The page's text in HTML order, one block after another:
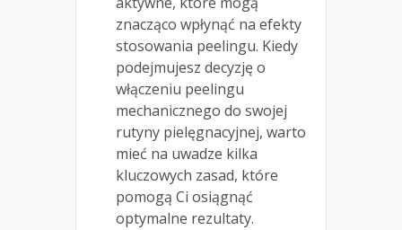
znacząco wpłynąć na efekty
stosowania peelingu. Kiedy
podejmujesz decyzję o
włączeniu peelingu
mechanicznego do swojej
rutyny pielęgnacyjnej, warto
mieć na uwadze kilka
kluczowych zasad, które
pomogą Ci osiągnąć
optymalne rezultaty.